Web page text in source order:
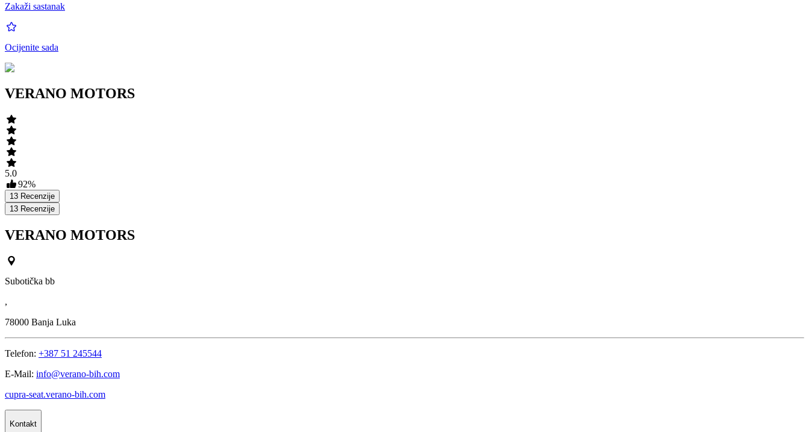
Zakaži sastanak
Ocijenite sada
VERANO MOTORS
5.0
92%
13 Recenzije
13 Recenzije
VERANO MOTORS
Subotička bb
,
78000 Banja Luka
Telefon: +387 51 245544
E-Mail: info@verano-bih.com
cupra-seat.verano-bih.com
Kontakt